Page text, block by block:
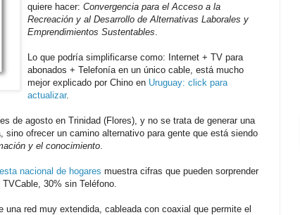
quiere hacer: Convergencia para el Acceso a la
Recreación y al Desarrollo de Alternativas Laborales y
Emprendimientos Sustentables
Lo que podría simplificarse como: Internet + TV para
abonados + Telefonía en un único cable, está mucho
mejor explicado por Chino en Uruguay: click para
actualizar.
de agosto en Trinidad (Flores), y no se trata de generar una
sino ofrecer un camino alternativo para gente que está siendo
y el conocimiento
nacional de hogares muestra cifras que pueden sorprender
30% sin Teléfono.
una red muy extendida, cableada con coaxial que permite el